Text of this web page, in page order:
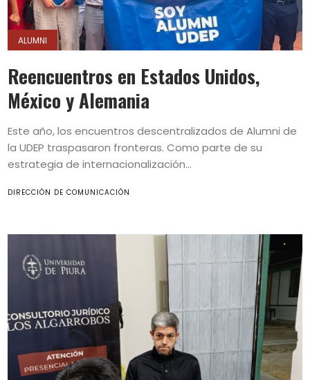
ALUMNI
Reencuentros en Estados Unidos,
México y Alemania
Este año, los encuentros descentralizados de Alumni de
la UDEP traspasaron fronteras. Como parte de su
estrategia de internacionalización...
DIRECCIÓN DE COMUNICACIÓN